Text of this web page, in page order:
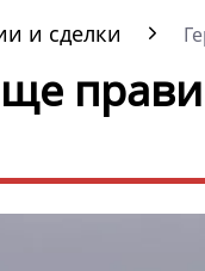
и сделки
ще